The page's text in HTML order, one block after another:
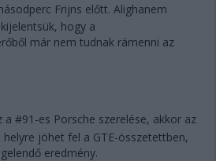
Frijns előtt. Alighanem
hogy a
már nem tudnak rámenni az
a #91-es Porsche szerelése, akkor az
jöhet fel a GTE-összetettben,
eredmény.